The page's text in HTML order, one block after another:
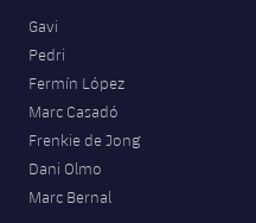
Gavi
Pedri
Fermín López
Marc Casadó
Frenkie de Jong
Dani Olmo
Marc Bernal